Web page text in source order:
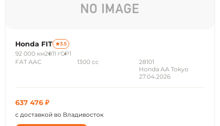
Honda FIT 3.5
92 000 км2011 гGP1
FAT AAC
1300 сс
28101
Honda AA Tokyo
27.04.2026
637 476 ₽
с доставкой во Владивосток